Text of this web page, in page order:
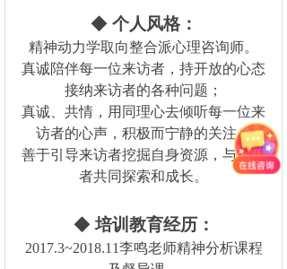
◆ 个人风格：
精神动力学取向整合派心理咨询师。
真诚陪伴每一位来访者，持开放的心态
接纳来访者的各种问题；
真诚、共情，用同理心去倾听每一位来
访者的心声，积极而宁静的关注。
善于引导来访者挖掘自身资源，与来访
者共同探索和成长。
◆培训教育经历：
2017.3~2018.11李鸣老师精神分析课程